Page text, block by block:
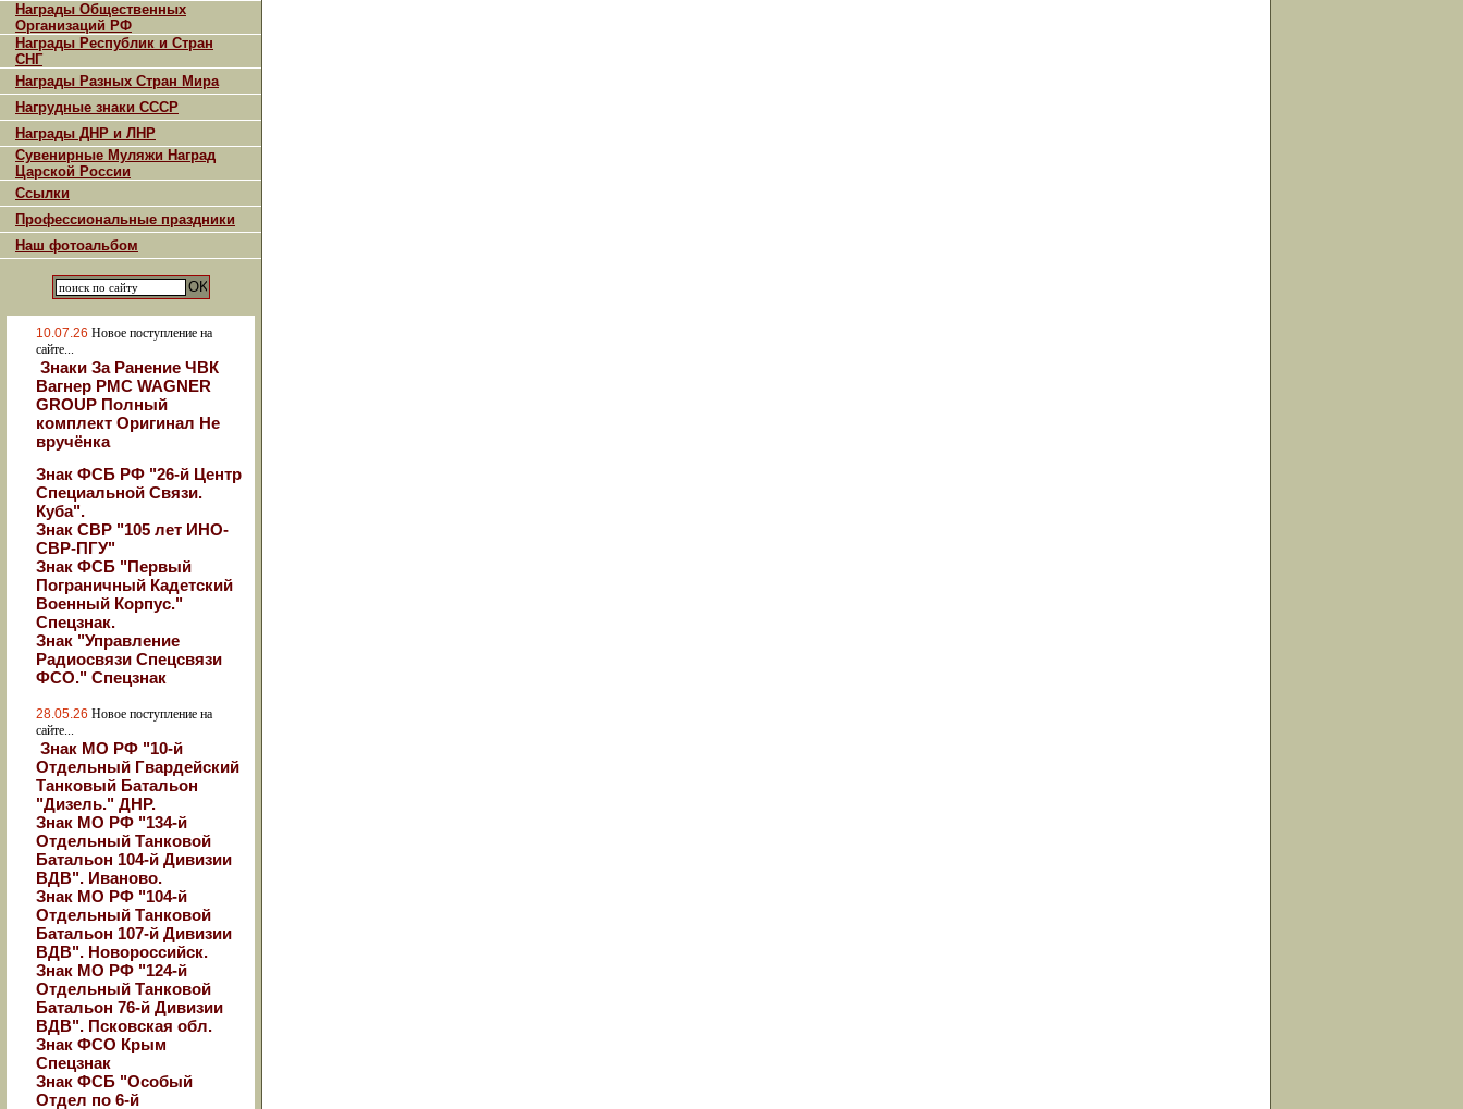
Награды Общественных
Организаций РФ
Награды Республик и Стран
СНГ
Награды Разных Стран Мира
Нагрудные знаки СССР
Награды ДНР и ЛНР
Сувенирные Муляжи Наград
Царской России
Ссылки
Профессиональные праздники
Наш фотоальбом
10.07.26 Новое поступление на
сайте...
Знаки За Ранение ЧВК
Вагнер РМС WAGNER
GROUP Полный
комплект Оригинал Не
вручёнка
Знак ФСБ РФ "26-й Центр
Специальной Связи.
Куба".
Знак СВР "105 лет ИНО-
СВР-ПГУ"
Знак ФСБ "Первый
Пограничный Кадетский
Военный Корпус."
Спецзнак.
Знак "Управление
Радиосвязи Спецсвязи
ФСО." Спецзнак
28.05.26 Новое поступление на
сайте...
Знак МО РФ "10-й
Отдельный Гвардейский
Танковый Батальон
"Дизель." ДНР.
Знак МО РФ "134-й
Отдельный Танковой
Батальон 104-й Дивизии
ВДВ". Иваново.
Знак МО РФ "104-й
Отдельный Танковой
Батальон 107-й Дивизии
ВДВ". Новороссийск.
Знак МО РФ "124-й
Отдельный Танковой
Батальон 76-й Дивизии
ВДВ". Псковская обл.
Знак ФСО Крым
Спецзнак
Знак ФСБ "Особый
Отдел по 6-й